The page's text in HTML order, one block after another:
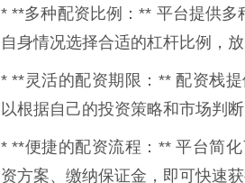
* **多种配资比例：** 平台提供
自身情况选择合适的杠杆比例，放
* **灵活的配资期限：** 配资栈
以根据自己的投资策略和市场判
* **便捷的配资流程：** 平台简
资方案、缴纳保证金，即可快速